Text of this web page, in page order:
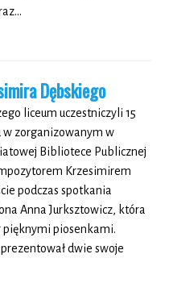
Dębskiego
liceum uczestniczyli 15
w zorganizowanym w
Bibliotece Publicznej
Krzesimirem
podczas spotkania
Anna Jurksztowicz, która
pięknymi piosenkami.
dwie swoje